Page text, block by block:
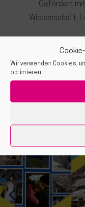
Wir verwenden Cookies,
optimieren.
Gefördert
Wissenschaft,
Weitere